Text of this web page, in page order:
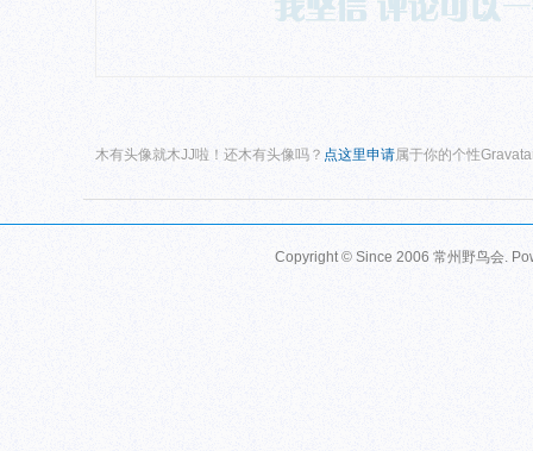
木有头像就木JJ啦！还木有头像吗？ 点这里申请属于你的个性
Copyright © Since 2006 常州野鸟会.